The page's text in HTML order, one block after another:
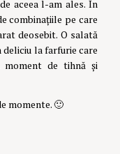
aceea l-am ales. În
combinațiile pe care
deosebit. O salată
la farfurie care
de tihnă și
momente. 🙂